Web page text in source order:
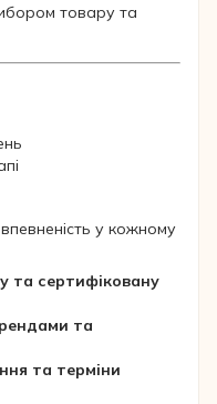
товару та
у кожному
та сертифіковану
та
та терміни